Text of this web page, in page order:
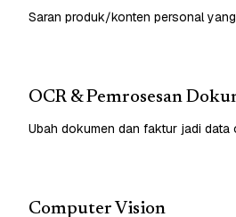
Saran produk/konten personal
OCR & Pemrosesan
Ubah dokumen dan faktur jadi data
Computer Vision